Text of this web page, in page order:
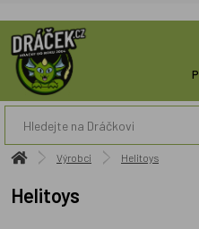
Výrobci Helitoys
Helitoys